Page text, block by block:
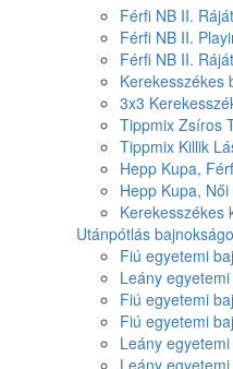
Férfi NB II.
Férfi NB II.
Férfi NB II.
Kerekesszékes
3x3
Tippmix Zsíros
Tippmix Killik
Hepp Kupa,
Hepp Kupa, Női
Kerekesszékes
Utánpótlás
Fiú egyetemi
Leány
Fiú egyetemi
Fiú egyetemi
Leány
Leány